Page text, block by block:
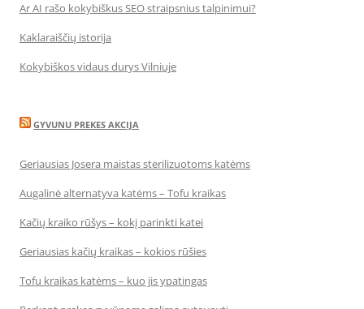
Ar AI rašo kokybiškus SEO straipsnius talpinimui?
Kaklaraiščių istorija
Kokybiškos vidaus durys Vilniuje
GYVUNU PREKES AKCIJA
Geriausias Josera maistas sterilizuotoms katėms
Augalinė alternatyva katėms – Tofu kraikas
Kačių kraiko rūšys – kokį parinkti katei
Geriausias kačių kraikas – kokios rūšies
Tofu kraikas katėms – kuo jis ypatingas